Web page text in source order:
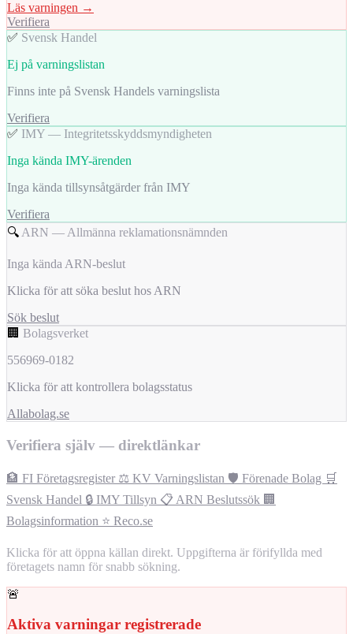
Läs varningen →
Verifiera
✅ Svensk Handel
Ej på varningslistan
Finns inte på Svensk Handels varningslista
Verifiera
✅ IMY — Integritetsskyddsmyndigheten
Inga kända IMY-ärenden
Inga kända tillsynsåtgärder från IMY
Verifiera
🔍 ARN — Allmänna reklamationsnämnden
Inga kända ARN-beslut
Klicka för att söka beslut hos ARN
Sök beslut
🏢 Bolagsverket
556969-0182
Klicka för att kontrollera bolagsstatus
Allabolag.se
Verifiera själv — direktlänkar
🏦 FI Företagsregister ⚖️ KV Varningslistan 🛡️ Förenade Bolag 🛒
Svensk Handel 🔒 IMY Tillsyn 📋 ARN Beslutssök 🏢
Bolagsinformation ⭐ Reco.se
Klicka för att öppna källan direkt. Uppgifterna är förifyllda med
företagets namn för snabb sökning.
🚨
Aktiva varningar registrerade